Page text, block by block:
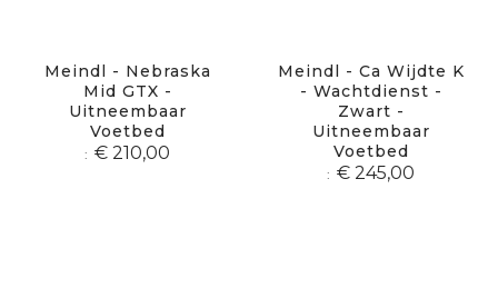
Meindl - Nebraska
Mid GTX -
Uitneembaar
Voetbed
€ 210,00
Meindl - Ca Wijdte K
- Wachtdienst -
Zwart -
Uitneembaar
Voetbed
€ 245,00